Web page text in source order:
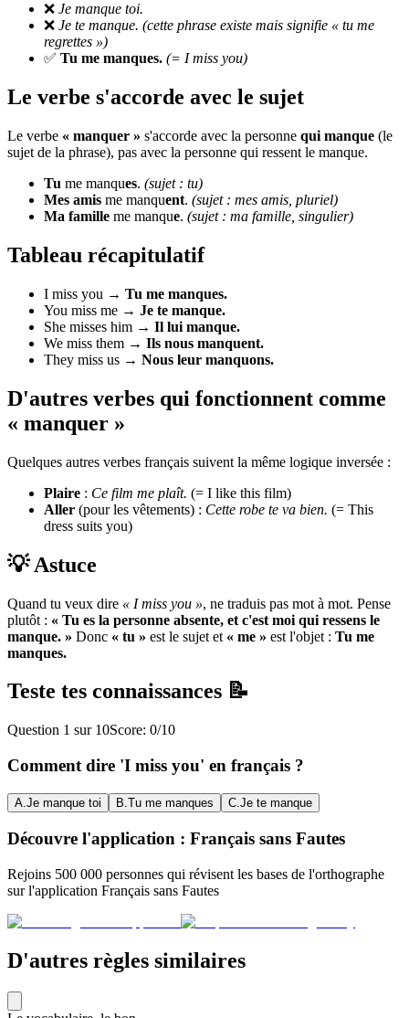
❌ Je manque toi.
❌ Je te manque. (cette phrase existe mais signifie « tu me
regrettes »)
✅ Tu me manques. (= I miss you)
Le verbe s'accorde avec le sujet
Le verbe « manquer » s'accorde avec la personne qui manque (le
sujet de la phrase), pas avec la personne qui ressent le manque.
Tu me manques. (sujet : tu)
Mes amis me manquent. (sujet : mes amis, pluriel)
Ma famille me manque. (sujet : ma famille, singulier)
Tableau récapitulatif
I miss you → Tu me manques.
You miss me → Je te manque.
She misses him → Il lui manque.
We miss them → Ils nous manquent.
They miss us → Nous leur manquons.
D'autres verbes qui fonctionnent comme
« manquer »
Quelques autres verbes français suivent la même logique inversée :
Plaire : Ce film me plaît. (= I like this film)
Aller (pour les vêtements) : Cette robe te va bien. (= This
dress suits you)
💡 Astuce
Quand tu veux dire « I miss you », ne traduis pas mot à mot. Pense
plutôt : « Tu es la personne absente, et c'est moi qui ressens le
manque. » Donc « tu » est le sujet et « me » est l'objet : Tu me
manques.
Teste tes connaissances 📝
Question 1 sur 10Score: 0/10
Comment dire 'I miss you' en français ?
A Je manque toi B Tu me manques C Je te manque
Découvre l'application : Français sans Fautes
Rejoins 500 000 personnes qui révisent les bases de l'orthographe
sur l'application Français sans Fautes
D'autres règles similaires